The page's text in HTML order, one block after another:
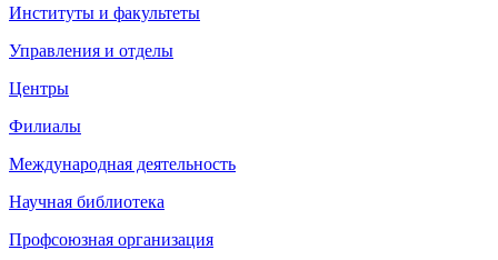
Институты и факультеты
Управления и отделы
Центры
Филиалы
Международная деятельность
Научная библиотека
Профсоюзная организация